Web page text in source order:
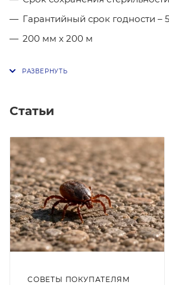
Гарантийный срок годности – 5
200 мм х 200 м
Статьи
СОВЕТЫ ПОКУПАТЕЛЯМ